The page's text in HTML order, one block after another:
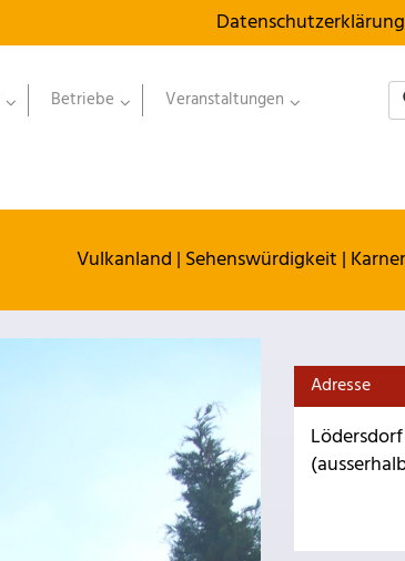
Datenschutzerklärung
Betriebe Veranstaltungen
Vulkanland | Sehenswürdigkeit |
Adresse
Lödersdorf